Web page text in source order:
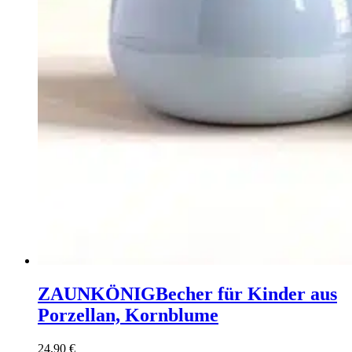
ZAUNKÖNIGBecher für Kinder aus
Porzellan, Kornblume
24,90 €